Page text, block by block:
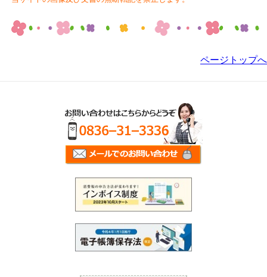
ページトップへ